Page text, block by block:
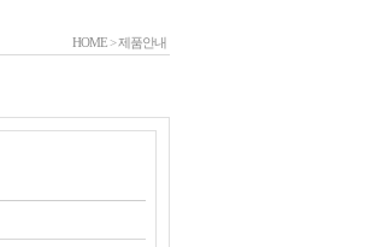
HOME >제품안내